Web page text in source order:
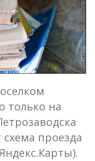
только на
проезда